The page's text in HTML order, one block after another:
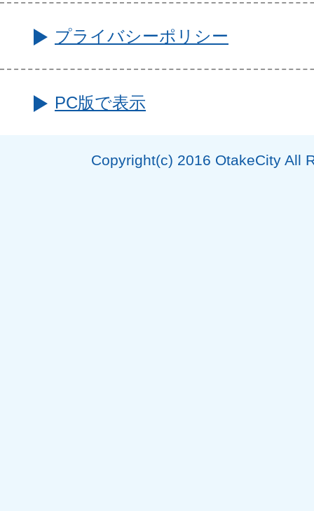
プライバシーポリシー
PC版で表示
Copyright(c) 2016 OtakeCity All